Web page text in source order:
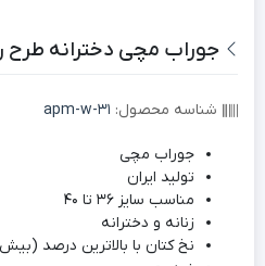
جوراب مچی دخترانه طرح
شناسه محصول: apm-w-31
جوراب مچی
تولید ایران
مناسب سایز 36 تا 40
زنانه و دخترانه
نخ کتان با بالاترین درصد (بیش از